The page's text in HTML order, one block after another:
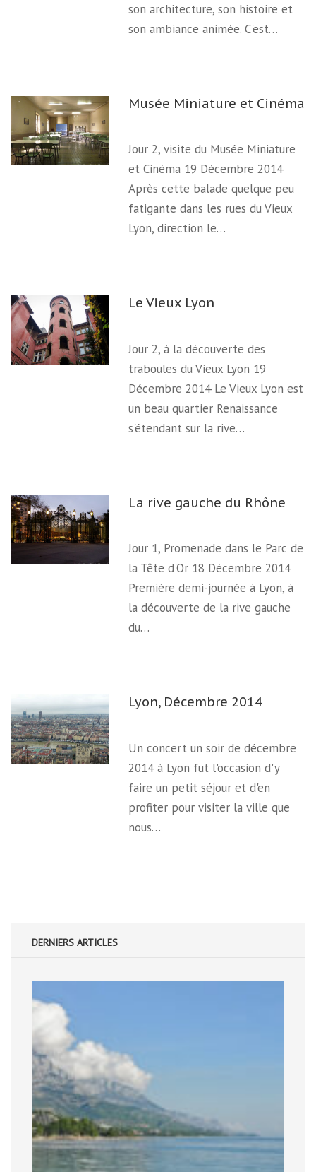
son architecture, son histoire et
son ambiance animée. C'est…
Musée Miniature et Cinéma
Jour 2, visite du Musée Miniature
et Cinéma 19 Décembre 2014
Après cette balade quelque peu
fatigante dans les rues du Vieux
Lyon, direction le…
Le Vieux Lyon
Jour 2, à la découverte des
traboules du Vieux Lyon 19
Décembre 2014 Le Vieux Lyon est
un beau quartier Renaissance
s'étendant sur la rive…
La rive gauche du Rhône
Jour 1, Promenade dans le Parc de
la Tête d'Or 18 Décembre 2014
Première demi-journée à Lyon, à
la découverte de la rive gauche
du…
Lyon, Décembre 2014
Un concert un soir de décembre
2014 à Lyon fut l'occasion d'y
faire un petit séjour et d'en
profiter pour visiter la ville que
nous…
DERNIERS ARTICLES